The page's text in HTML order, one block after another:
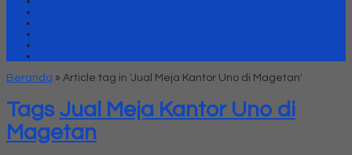
Beranda » Article tag in 'Jual Meja Kantor Uno di Magetan'
Tags Jual Meja Kantor Uno di
Magetan